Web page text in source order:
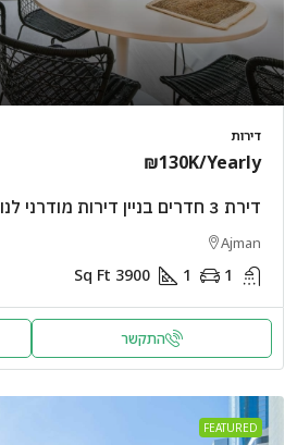
דירות
₪130K/Yearly
דירת 3 חדרים בניין דירות מודרני לנופש בפתח תקווה
Ajman
1
1
3900
Sq Ft
התקשר
FEATURED